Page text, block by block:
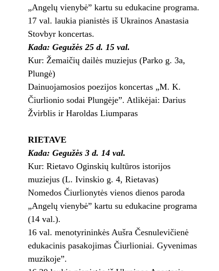
„Angelų vienybė” kartu su edukacine programa.
17 val. laukia pianistės iš Ukrainos Anastasia
Stovbyr koncertas.
Kada: Gegužės 25 d. 15 val.
Kur: Žemaičių dailės muziejus (Parko g. 3a,
Plungė)
Dainuojamosios poezijos koncertas „M. K.
Čiurlionio sodai Plungėje”. Atlikėjai: Darius
Žvirblis ir Haroldas Liumparas
RIETAVE
Kada: Gegužės 3 d. 14 val.
Kur: Rietavo Oginskių kultūros istorijos
muziejus (L. Ivinskio g. 4, Rietavas)
Nomedos Čiurlionytės vienos dienos paroda
„Angelų vienybė” kartu su edukacine programa
(14 val.).
16 val. menotyrininkės Aušra Česnulevičienė
edukacinis pasakojimas Čiurlioniai. Gyvenimas
muzikoje”.